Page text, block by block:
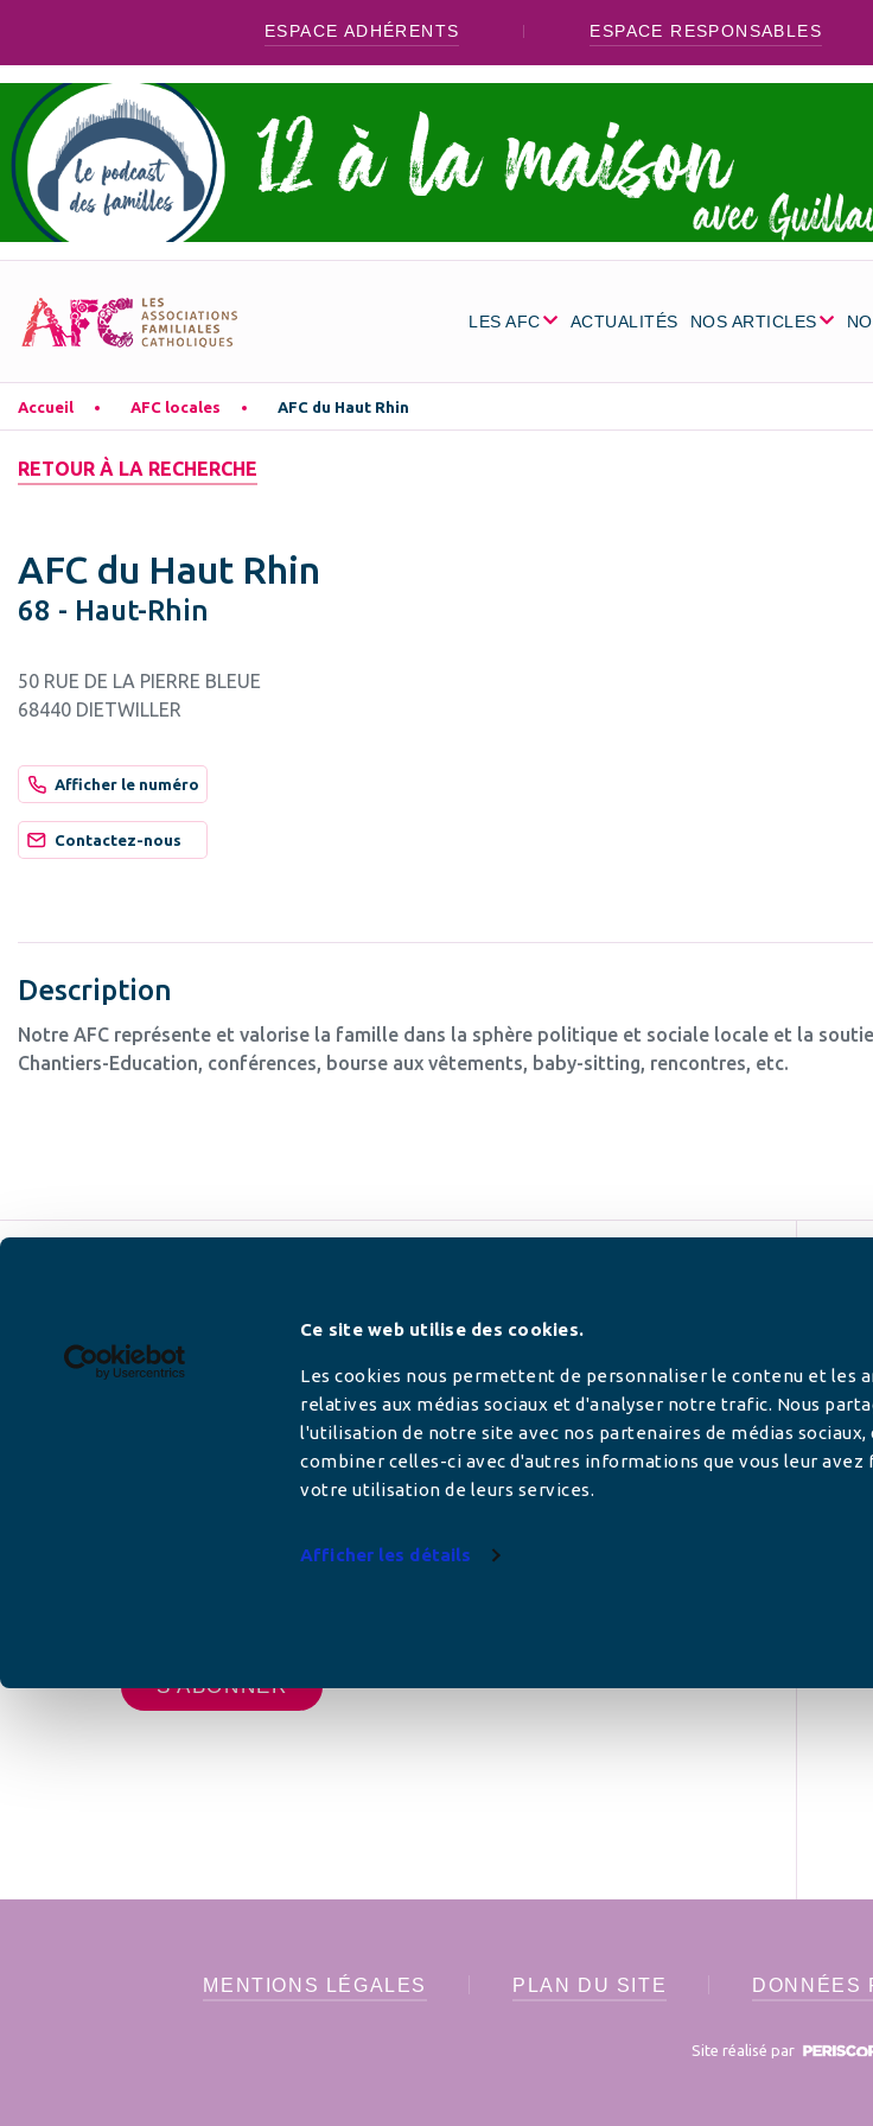
Ce site web utilise des cookies.
Les cookies nous permettent de personnaliser le contenu et les
relatives aux médias sociaux et d'analyser notre trafic. Nous
l'utilisation de notre site avec nos partenaires de médias
combiner celles-ci avec d'autres informations que vous leur
votre utilisation de leurs services.
Afficher les détails
ESPACE ADHÉRENTS ESPACE RESPONSABLES
LES AFC ACTUALITÉS NOS ARTICLES
Accueil AFC locales AFC du Haut Rhin
RETOUR À LA RECHERCHE
AFC du Haut Rhin
68 - Haut-Rhin
50 RUE DE LA PIERRE BLEUE
68440 DIETWILLER
Afficher le numéro
Contactez-nous
Description
Notre AFC représente et valorise la famille dans la sphère politique et sociale locale et la
Chantiers-Education, conférences, bourse aux vêtements, baby-sitting, rencontres, etc.
Newsletter
MENTIONS LÉGALES PLAN DU SITE DONNÉES
Site réalisé par